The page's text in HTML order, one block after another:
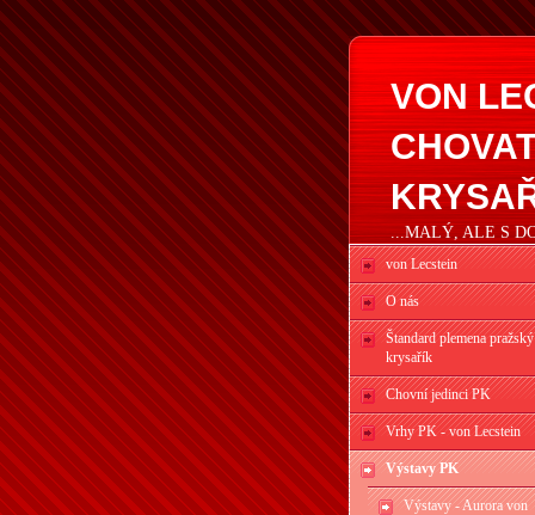
VON
...MALÝ, ALE S
von Lecstein
O nás
Štandard plemena pražský
krysařík
Chovní jedinci PK
Vrhy PK - von Lecstein
Výstavy PK
Výstavy - Aurora von